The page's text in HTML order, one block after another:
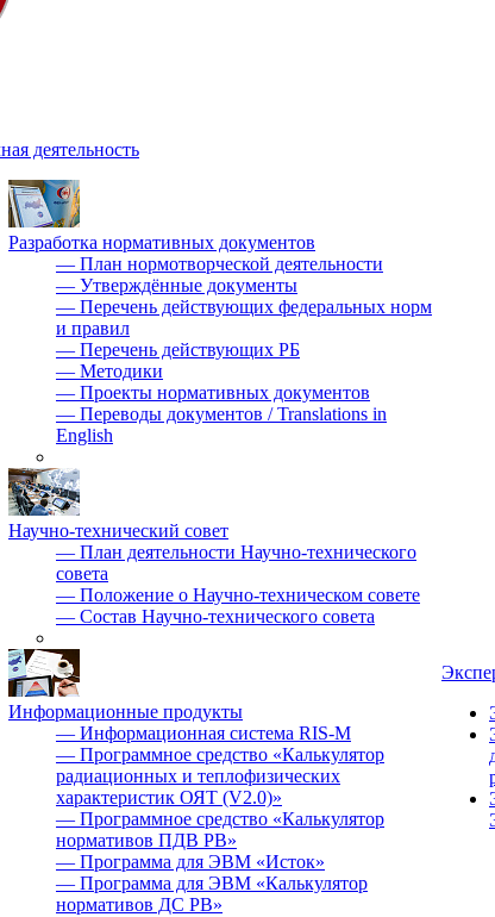
деятельность
Разработка нормативных документов
— План нормотворческой деятельности
— Утверждённые документы
— Перечень действующих федеральных норм
и правил
— Перечень действующих РБ
— Методики
— Проекты нормативных документов
— Переводы документов / Translations in
English
Научно-технический совет
— План деятельности Научно-технического
совета
— Положение о Научно-техническом совете
— Состав Научно-технического совета
Информационные продукты
— Информационная система RIS-M
— Программное средство «Калькулятор
радиационных и теплофизических
характеристик ОЯТ (V2.0)»
— Программное средство «Калькулятор
нормативов ПДВ РВ»
— Программа для ЭВМ «Исток»
— Программа для ЭВМ «Калькулятор
нормативов ДС РВ»